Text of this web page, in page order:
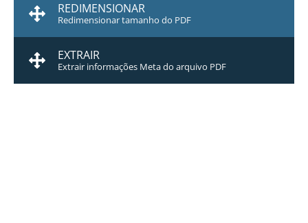
REDIMENSIONAR
Redimensionar tamanho do PDF
EXTRAIR
Extrair informações Meta do arquivo PDF